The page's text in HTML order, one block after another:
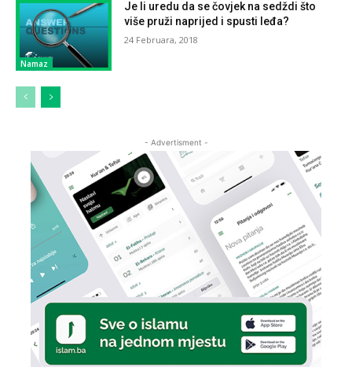
Namaz
Je li uredu da se čovjek na sedždi što
više pruži naprijed i spusti leđa?
24 Februara, 2018
- Advertisment -